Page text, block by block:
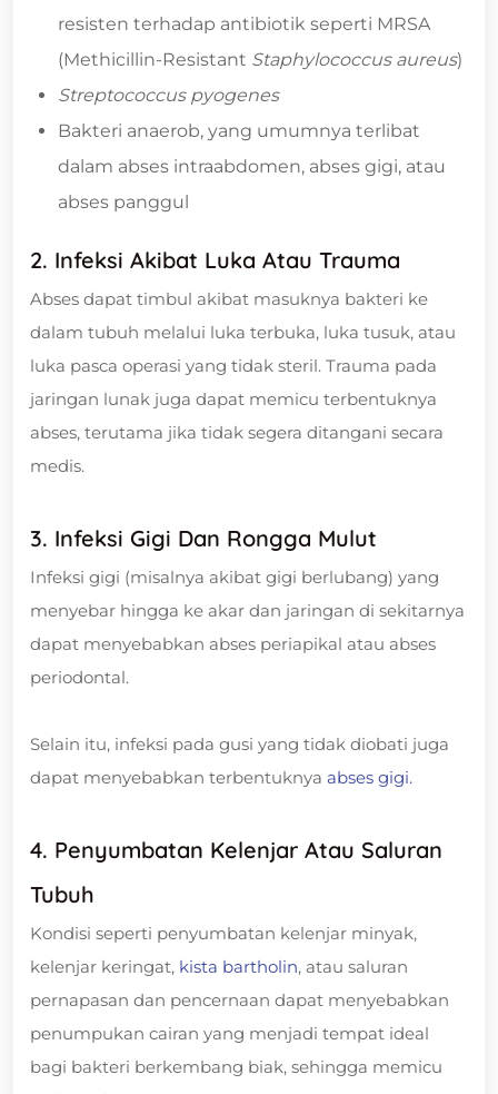
resisten terhadap antibiotik seperti MRSA
(Methicillin-Resistant Staphylococcus aureus)
Streptococcus pyogenes
Bakteri anaerob, yang umumnya terlibat
dalam abses intraabdomen, abses gigi, atau
abses panggul
2. Infeksi Akibat Luka Atau Trauma
Abses dapat timbul akibat masuknya bakteri ke
dalam tubuh melalui luka terbuka, luka tusuk, atau
luka pasca operasi yang tidak steril. Trauma pada
jaringan lunak juga dapat memicu terbentuknya
abses, terutama jika tidak segera ditangani secara
medis.
3. Infeksi Gigi Dan Rongga Mulut
Infeksi gigi (misalnya akibat gigi berlubang) yang
menyebar hingga ke akar dan jaringan di sekitarnya
dapat menyebabkan abses periapikal atau abses
periodontal.
Selain itu, infeksi pada gusi yang tidak diobati juga
dapat menyebabkan terbentuknya abses gigi.
4. Penyumbatan Kelenjar Atau Saluran
Tubuh
Kondisi seperti penyumbatan kelenjar minyak,
kelenjar keringat, kista bartholin, atau saluran
pernapasan dan pencernaan dapat menyebabkan
penumpukan cairan yang menjadi tempat ideal
bagi bakteri berkembang biak, sehingga memicu